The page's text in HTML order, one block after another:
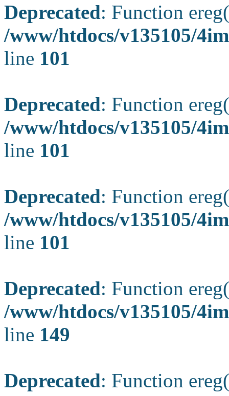
Deprecated: Function
/www/htdocs/v135105/
line 101
Deprecated: Function
/www/htdocs/v135105/
line 101
Deprecated: Function
/www/htdocs/v135105/
line 101
Deprecated: Function
/www/htdocs/v135105/
line 149
Deprecated: Function